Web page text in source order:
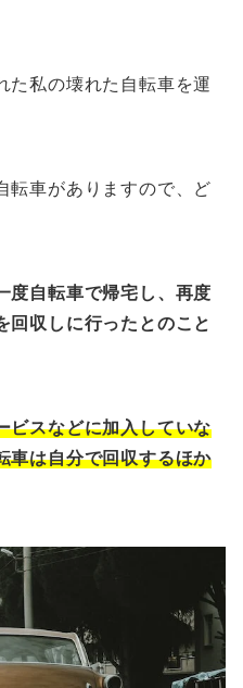
私の壊れた自転車を運
車がありますので、ど
度自転車で帰宅し、再度
回収しに行ったとのこと
ビスなどに加入していな
車は自分で回収するほか